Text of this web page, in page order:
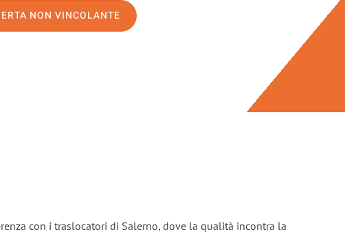
NON VINCOLANTE
con i traslocatori di Salerno, dove la qualità incontra la